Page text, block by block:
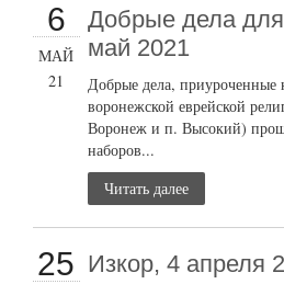
6
МАЙ
21
Добрые дела
май 2021
Добрые дела,
воронежской еврейской
Воронеж и п. Высокий)
наборов...
Читать далее
25 Изкор, 4 апреля